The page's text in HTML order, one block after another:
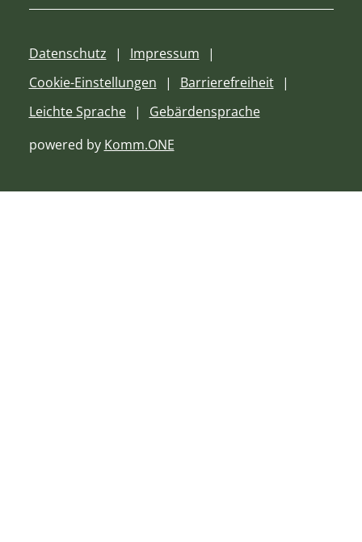
Datenschutz
Impressum
Cookie-Einstellungen
Barrierefreiheit
Leichte Sprache
Gebärdensprache
powered by Komm.ONE